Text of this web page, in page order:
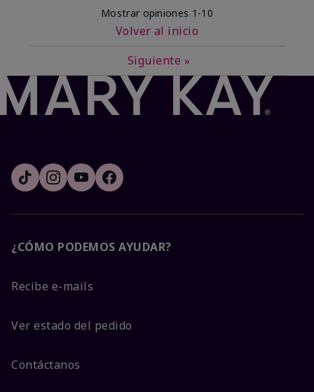
Mostrar opiniones 1-10
Volver al inicio
Siguiente »
¿CÓMO PODEMOS AYUDAR?
Recibe e-mails
Ver estado del pedido
Contáctanos